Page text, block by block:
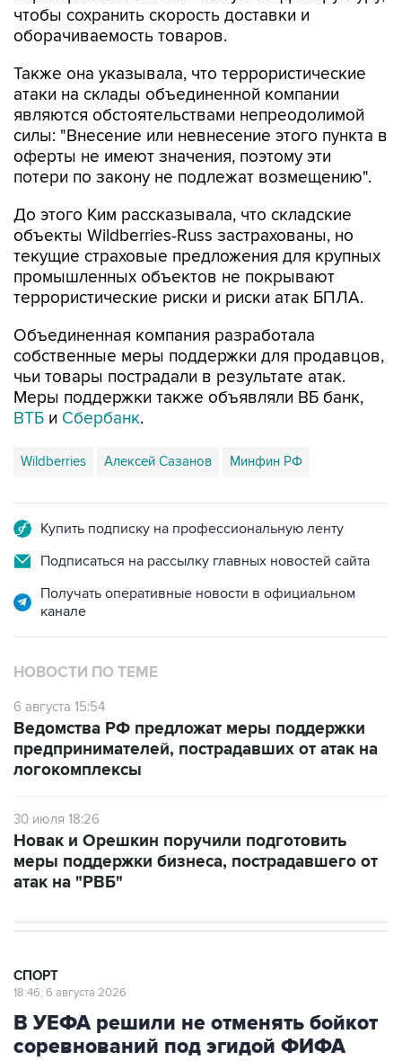
чтобы сохранить скорость доставки и
оборачиваемость товаров.
Также она указывала, что террористические
атаки на склады объединенной компании
являются обстоятельствами непреодолимой
силы: "Внесение или невнесение этого пункта в
оферты не имеют значения, поэтому эти
потери по закону не подлежат возмещению".
До этого Ким рассказывала, что складские
объекты Wildberries-Russ застрахованы, но
текущие страховые предложения для крупных
промышленных объектов не покрывают
террористические риски и риски атак БПЛА.
Объединенная компания разработала
собственные меры поддержки для продавцов,
чьи товары пострадали в результате атак.
Меры поддержки также объявляли ВБ банк,
ВТБ и Сбербанк.
Wildberries Алексей Сазанов Минфин РФ
Купить подписку на профессиональную ленту
Подписаться на рассылку главных новостей сайта
Получать оперативные новости в официальном
канале
НОВОСТИ ПО ТЕМЕ
6 августа 15:54
Ведомства РФ предложат меры поддержки
предпринимателей, пострадавших от атак на
логокомплексы
30 июля 18:26
Новак и Орешкин поручили подготовить
меры поддержки бизнеса, пострадавшего от
атак на "РВБ"
СПОРТ
18:46, 6 августа 2026
В УЕФА решили не отменять бойкот
соревнований под эгидой ФИФА